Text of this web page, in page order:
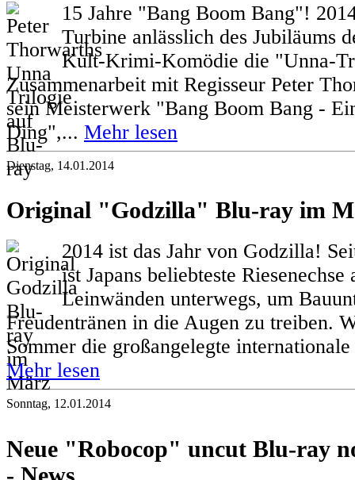
15 Jahre "Bang Boom Bang"!
Turbine anlässlich des Jubiläums
Kult-Krimi-Komödie die "Unna-
Zusammenarbeit mit Regisseur Peter
sein Meisterwerk "Bang Boom Bang -
Ding",... Mehr lesen
Dienstag, 14.01.2014
Original "Godzilla" Blu-ray im
2014 ist das Jahr von Godzilla!
ist Japans beliebteste Riesenechse
Leinwänden unterwegs, um
Freudentränen in die Augen zu treiben.
Sommer die großangelegte
Mehr lesen
Sonntag, 12.01.2014
Neue "Robocop" uncut Blu-ray